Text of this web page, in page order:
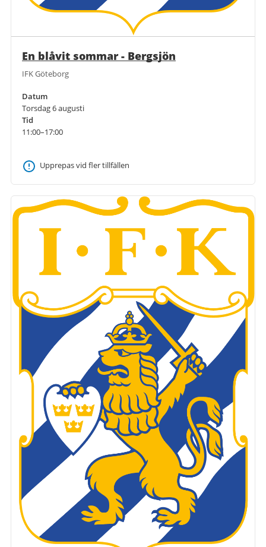
En blåvit sommar - Bergsjön
IFK Göteborg
Datum
Torsdag 6 augusti
Tid
11:00–17:00
Upprepas vid fler tillfällen